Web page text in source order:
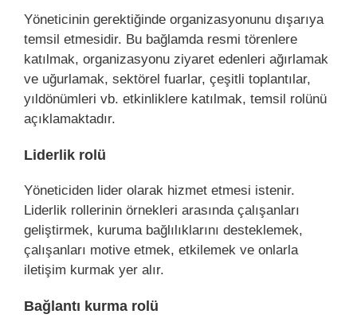
Yöneticinin gerektiğinde organizasyonunu dışarıya
temsil etmesidir. Bu bağlamda resmi törenlere
katılmak, organizasyonu ziyaret edenleri ağırlamak
ve uğurlamak, sektörel fuarlar, çeşitli toplantılar,
yıldönümleri vb. etkinliklere katılmak, temsil rolünü
açıklamaktadır.
Liderlik rolü
Yöneticiden lider olarak hizmet etmesi istenir.
Liderlik rollerinin örnekleri arasında çalışanları
geliştirmek, kuruma bağlılıklarını desteklemek,
çalışanları motive etmek, etkilemek ve onlarla
iletişim kurmak yer alır.
Bağlantı kurma rolü